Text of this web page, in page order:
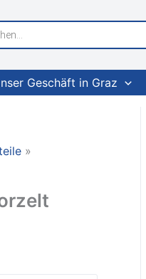
Geschäft in Graz